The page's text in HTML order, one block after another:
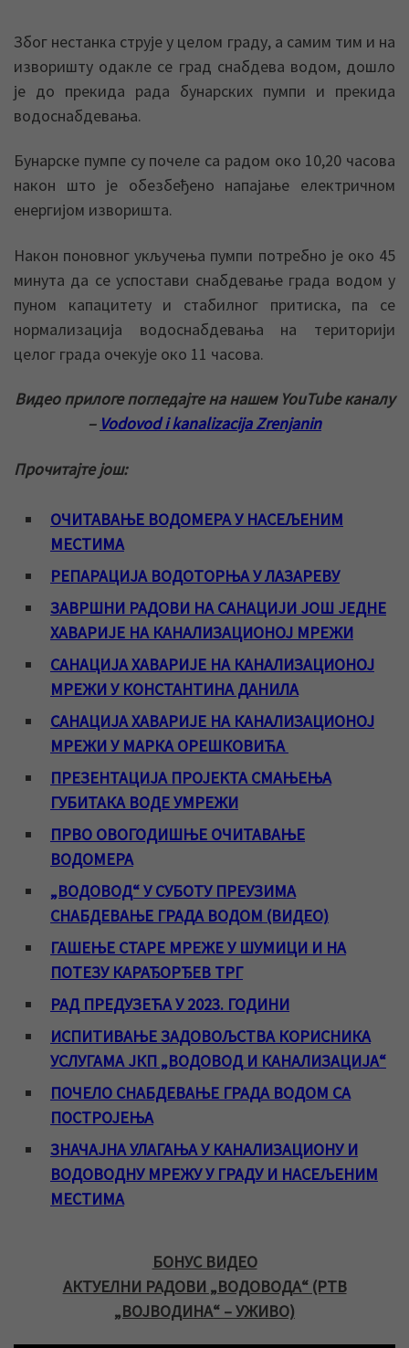
Због нестанка струје у целом граду, а самим тим и на
изворишту одакле се град снабдева водом, дошло
је до прекида рада бунарских пумпи и прекида
водоснабдевања.
Бунарске пумпе су почеле са радом око 10,20 часова
након што је обезбеђено напајање електричном
енергијом изворишта.
Након поновног укључења пумпи потребно је око 45
минута да се успостави снабдевање града водом у
пуном капацитету и стабилног притиска, па се
нормализација водоснабдевања на територији
целог града очекује око 11 часова.
Видео прилоге погледајте на нашем YouTube каналу
– Vodovod i kanalizacija Zrenjanin
Прочитајте још:
ОЧИТАВАЊЕ ВОДОМЕРА У НАСЕЉЕНИМ
МЕСТИМА
РЕПАРАЦИЈА ВОДОТОРЊА У ЛАЗАРЕВУ
ЗАВРШНИ РАДОВИ НА САНАЦИЈИ ЈОШ ЈЕДНЕ
ХАВАРИЈЕ НА КАНАЛИЗАЦИОНОЈ МРЕЖИ
САНАЦИЈА ХАВАРИЈЕ НА КАНАЛИЗАЦИОНОЈ
МРЕЖИ У КОНСТАНТИНА ДАНИЛА
САНАЦИЈА ХАВАРИЈЕ НА КАНАЛИЗАЦИОНОЈ
МРЕЖИ У МАРКА ОРЕШКОВИЋА
ПРЕЗЕНТАЦИЈА ПРОЈЕКТА СМАЊЕЊА
ГУБИТАКА ВОДЕ УМРЕЖИ
ПРВО ОВОГОДИШЊЕ ОЧИТАВАЊЕ
ВОДОМЕРА
„ВОДОВОД“ У СУБОТУ ПРЕУЗИМА
СНАБДЕВАЊЕ ГРАДА ВОДОМ (ВИДЕО)
ГАШЕЊЕ СТАРЕ МРЕЖЕ У ШУМИЦИ И НА
ПОТЕЗУ КАРАЂОРЂЕВ ТРГ
РАД ПРЕДУЗЕЋА У 2023. ГОДИНИ
ИСПИТИВАЊЕ ЗАДОВОЉСТВА КОРИСНИКА
УСЛУГАМА ЈКП „ВОДОВОД И КАНАЛИЗАЦИЈА“
ПОЧЕЛО СНАБДЕВАЊЕ ГРАДА ВОДОМ СА
ПОСТРОЈЕЊА
ЗНАЧАЈНА УЛАГАЊА У КАНАЛИЗАЦИОНУ И
ВОДОВОДНУ МРЕЖУ У ГРАДУ И НАСЕЉЕНИМ
МЕСТИМА
БОНУС ВИДЕО
АКТУЕЛНИ РАДОВИ „ВОДОВОДА“ (РТВ
„ВОЈВОДИНА“ – УЖИВО)